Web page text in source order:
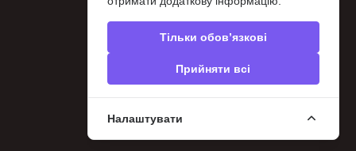
Тільки обов’язкові
Прийняти всі
Налаштувати